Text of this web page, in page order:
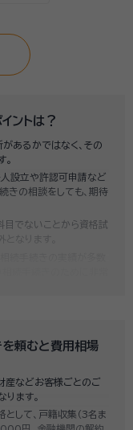
ントは？
あるかではなく、その
。
設立や許認可申請など
きの相談をしても、期待
目でないことから資格試
なります。
続手続きの実績が多数
続手続きのために非常
頼むと費用相場
産などお客様ごとのご
ます。
して、戸籍収集（3名ま